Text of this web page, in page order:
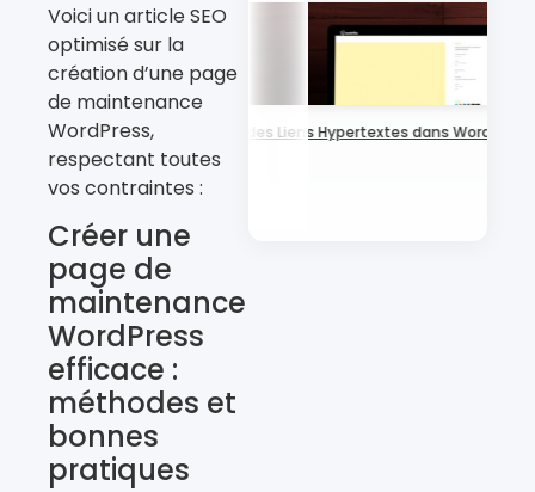
Voici un article SEO
optimisé sur la
création d’une page
de maintenance
WordPress,
respectant toutes
vos contraintes :
Créer une
page de
maintenance
WordPress
efficace :
méthodes et
bonnes
pratiques
Ajoutez des Liens Hypertextes dans